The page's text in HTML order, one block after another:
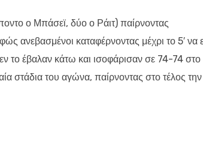
ο Μπάσεϊ, δύο ο Ράιτ) παίρνοντας
ανεβασμένοι καταφέρνοντας μέχρι το 5′ να
το έβαλαν κάτω και ισοφάρισαν σε 74-74 στο
στάδια του αγώνα, παίρνοντας στο τέλος την